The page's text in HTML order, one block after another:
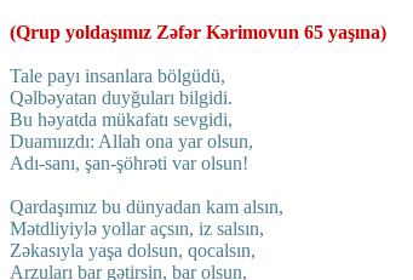
(Qrup yoldaşımız Zəfər Kərimovun 65 yaşına)
Tale payı insanlara bölgüdü,
Qəlbəyatan duyğuları bilgidi.
Bu həyatda mükafatı sevgidi,
Duamıızdı: Allah ona yar olsun,
Adı-sanı, şan-şöhrəti var olsun!
Qardaşımız bu dünyadan kam alsın,
Mətdliyiylə yollar açsın, iz salsın,
Zəkasıyla yaşa dolsun, qocalsın,
Arzuları bar gətirsin, bar olsun,